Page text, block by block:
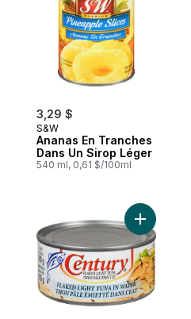
3,29 $
S&W
Ananas En Tranches
Dans Un Sirop Léger
540 ml, 0,61 $/100ml
Mélange Puto White King au
Ajouter